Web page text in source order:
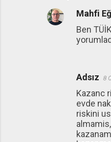
Mahfi
Ben
Adsız 8
Kazanc
evde
riskini